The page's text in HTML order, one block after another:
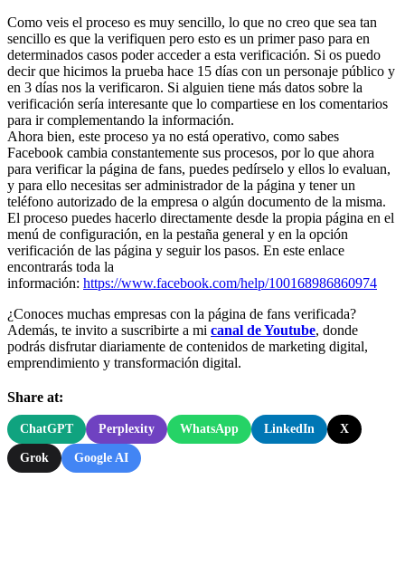
Como veis el proceso es muy sencillo, lo que no creo que sea tan
sencillo es que la verifiquen pero esto es un primer paso para en
determinados casos poder acceder a esta verificación. Si os puedo
decir que hicimos la prueba hace 15 días con un personaje público y
en 3 días nos la verificaron. Si alguien tiene más datos sobre la
verificación sería interesante que lo compartiese en los comentarios
para ir complementando la información.
Ahora bien, este proceso ya no está operativo, como sabes
Facebook cambia constantemente sus procesos, por lo que ahora
para verificar la página de fans, puedes pedírselo y ellos lo evaluan,
y para ello necesitas ser administrador de la página y tener un
teléfono autorizado de la empresa o algún documento de la misma.
El proceso puedes hacerlo directamente desde la propia página en el
menú de configuración, en la pestaña general y en la opción
verificación de las página y seguir los pasos. En este enlace
encontrarás toda la
información: https://www.facebook.com/help/100168986860974
¿Conoces muchas empresas con la página de fans verificada?
Además, te invito a suscribirte a mi canal de Youtube, donde
podrás disfrutar diariamente de contenidos de marketing digital,
emprendimiento y transformación digital.
Share at:
ChatGPT Perplexity WhatsApp LinkedIn X
Grok Google AI